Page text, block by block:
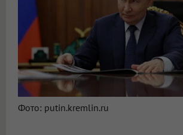
Фото: putin.kremlin.ru